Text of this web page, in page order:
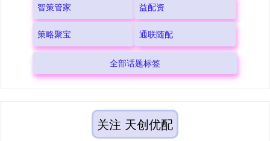
智策管家 益配资
策略聚宝 通联随配
全部话题标签
关注 天创优配